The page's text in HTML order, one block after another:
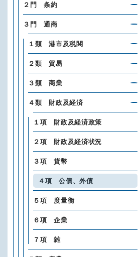
２門 条約
３門 通商
１類 港市及税関
２類 貿易
３類 商業
４類 財政及経済
１項 財政及経済政策
２項 財政及経済状況
３項 貨幣
４項 公債、外債
５項 度量衡
６項 企業
７項 雑